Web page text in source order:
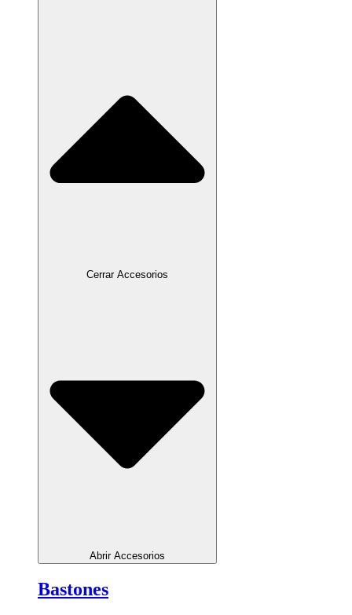
Cerrar Accesorios
Abrir Accesorios
Bastones